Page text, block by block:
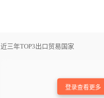
近三年TOP3出口贸易国家
登录查看更多